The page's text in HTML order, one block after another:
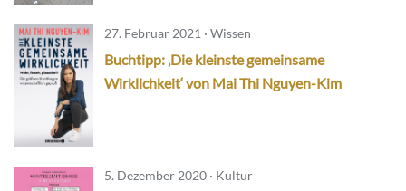
27. Februar 2021 · Wissen
Buchtipp: ‚Die kleinste gemeinsame
Wirklichkeit‘ von Mai Thi Nguyen-Kim
5. Dezember 2020 · Kultur